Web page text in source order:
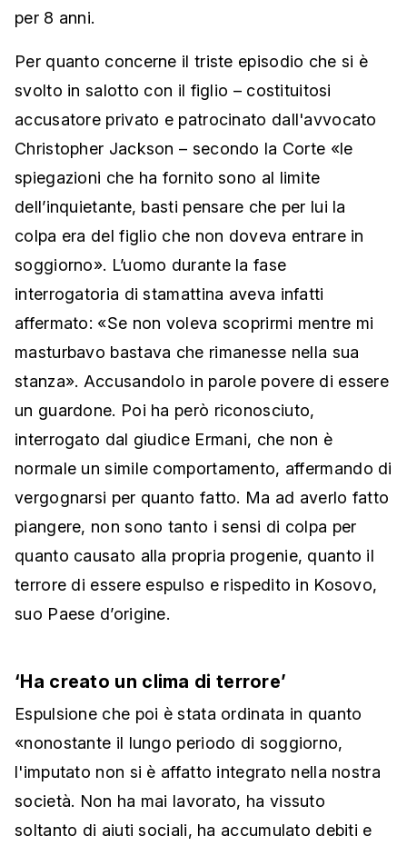
per 8 anni.
Per quanto concerne il triste episodio che si è
svolto in salotto con il figlio – costituitosi
accusatore privato e patrocinato dall'avvocato
Christopher Jackson – secondo la Corte «le
spiegazioni che ha fornito sono al limite
dell’inquietante, basti pensare che per lui la
colpa era del figlio che non doveva entrare in
soggiorno». L’uomo durante la fase
interrogatoria di stamattina aveva infatti
affermato: «Se non voleva scoprirmi mentre mi
masturbavo bastava che rimanesse nella sua
stanza». Accusandolo in parole povere di essere
un guardone. Poi ha però riconosciuto,
interrogato dal giudice Ermani, che non è
normale un simile comportamento, affermando di
vergognarsi per quanto fatto. Ma ad averlo fatto
piangere, non sono tanto i sensi di colpa per
quanto causato alla propria progenie, quanto il
terrore di essere espulso e rispedito in Kosovo,
suo Paese d’origine.
‘Ha creato un clima di terrore’
Espulsione che poi è stata ordinata in quanto
«nonostante il lungo periodo di soggiorno,
l'imputato non si è affatto integrato nella nostra
società. Non ha mai lavorato, ha vissuto
soltanto di aiuti sociali, ha accumulato debiti e